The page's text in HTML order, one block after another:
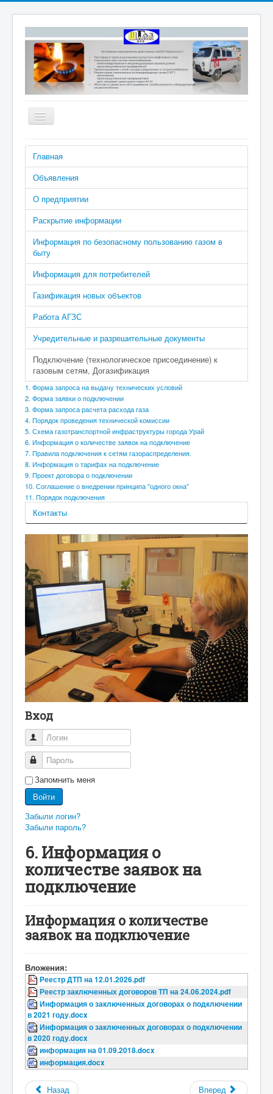
Включить/
Номера телефонов аварийно-
диспетчерской службы: 04 (040 с
Главная
Объявления
О предприятии
Раскрытие информации
Информация по безопасному пользованию газом в
быту
Информация для потребителей
Газификация новых объектов
Работа АГЗС
Учредительные и разрешительные документы
Подключение (технологическое присоединение) к
газовым сетям, Догазификация
1. Форма запроса на выдачу технических условий
2. Форма заявки о подключении
3. Форма запроса расчета расхода газа
4. Порядок проведения технической комиссии
5. Схема газотранспортной инфраструктуры города Урай
6. Информация о количестве заявок на подключение
7. Правила подключения к сетям газораспределения.
8. Информация о тарифах на подключение
9. Проект договора о подключении
10. Соглашение о внедрении принципа "одного окна"
11. Порядок подключения
Контакты
Вход
Логин
Пароль
Запомнить меня
Войти
Забыли логин?
Забыли пароль?
6. Информация о
количестве заявок на
подключение
Информация о количестве
заявок на подключение
Вложения:
Реестр ДТП на 12.01.2026.pdf
Реестр заключенных договоров ТП на 24.06.2024.pdf
Информация о заключенных договорах о подключении
в 2021 году.docx
Информация о заключенных договорах о подключении
в 2020 году.docx
информация на 01.09.2018.docx
информация.docx
Назад Вперед